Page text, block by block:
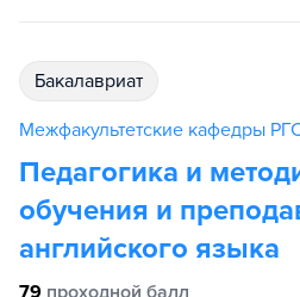
бакалавриат
Межфакультетские кафедры
Педагогика и
обучения и
английского языка
79 проходной балл